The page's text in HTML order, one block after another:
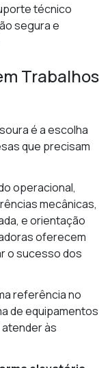
técnico
segura e
Trabalhos
é a escolha
que precisam
operacional,
mecânicas,
e orientação
oferecem
o sucesso dos
referência no
de equipamentos
às